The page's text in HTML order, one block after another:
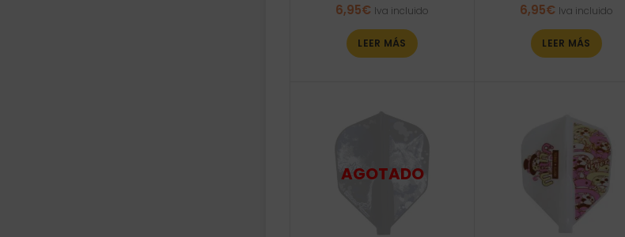
6,95€ Iva incluido
LEER MÁS
6,95€ Iva incluido
LEER MÁS